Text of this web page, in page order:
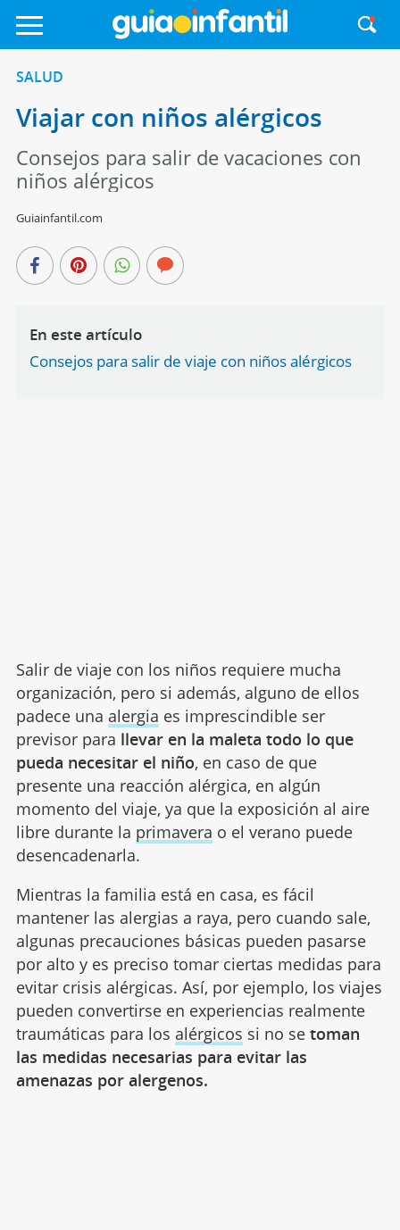
SALUD
Viajar con niños alérgicos
Consejos para salir de vacaciones con
niños alérgicos
Guiainfantil.com
En este artículo
Consejos para salir de viaje con niños alérgicos
Salir de viaje con los niños requiere mucha
organización, pero si además, alguno de ellos
padece una alergia es imprescindible ser
previsor para llevar en la maleta todo lo que
pueda necesitar el niño, en caso de que
presente una reacción alérgica, en algún
momento del viaje, ya que la exposición al aire
libre durante la primavera o el verano puede
desencadenarla.
Mientras la familia está en casa, es fácil
mantener las alergias a raya, pero cuando sale,
algunas precauciones básicas pueden pasarse
por alto y es preciso tomar ciertas medidas para
evitar crisis alérgicas. Así, por ejemplo, los viajes
pueden convertirse en experiencias realmente
traumáticas para los alérgicos si no se toman
las medidas necesarias para evitar las
amenazas por alergenos.